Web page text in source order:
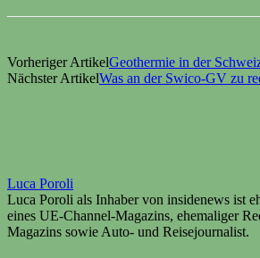
Vorheriger ArtikelGeothermie in der
Nächster ArtikelWas an der Swico-GV zu
Luca Poroli
Luca Poroli als Inhaber von insidenews ist
eines UE-Channel-Magazins, ehemaliger
Magazins sowie Auto- und Reisejournalist.